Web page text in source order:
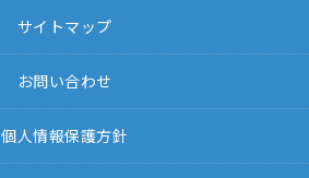
サイトマップ
お問い合わせ
個人情報保護方針